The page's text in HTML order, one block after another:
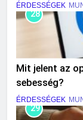
ÉRDESSÉGEK
28
Mit jelent az
sebesség?
ÉRDESSÉGEK
29